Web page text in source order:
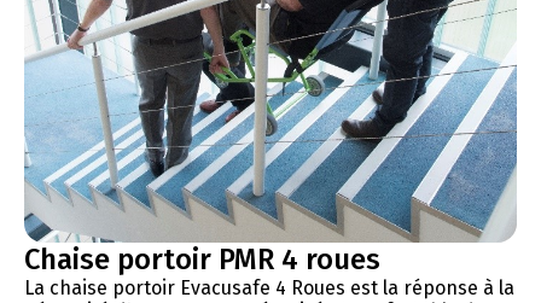
Chaise portoir PMR 4 roues
La chaise portoir Evacusafe 4 Roues est la réponse à la